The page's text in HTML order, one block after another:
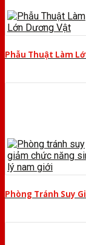
Phẫu Thuật Làm
Phòng Tránh Suy